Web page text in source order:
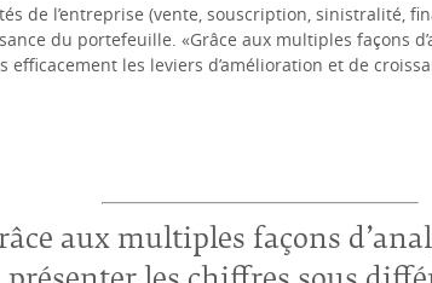
de l’entreprise (vente, souscription, sinistralité,
du portefeuille. «Grâce aux multiples façons
les leviers d’amélioration et de
aux multiples façons